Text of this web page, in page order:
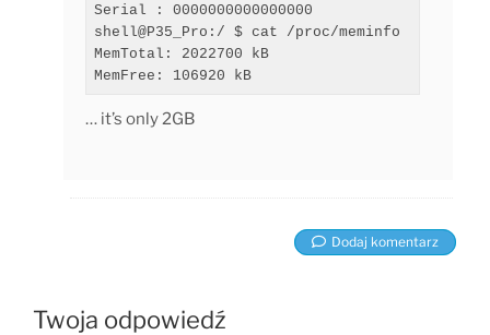
Serial : 0000000000000000
shell@P35_Pro:/ $ cat /proc/meminfo
MemTotal: 2022700 kB
MemFree: 106920 kB
… it’s only 2GB
Dodaj komentarz
Twoja odpowiedź